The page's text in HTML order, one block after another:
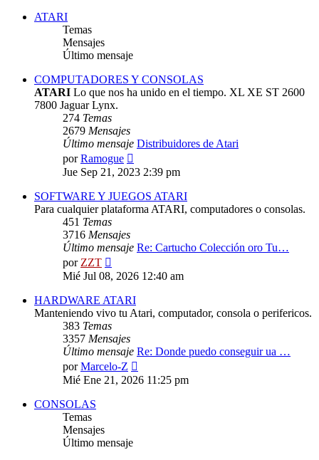
ATARI
Temas
Mensajes
Último mensaje
COMPUTADORES Y CONSOLAS
ATARI Lo que nos ha unido en el tiempo. XL XE ST 2600
7800 Jaguar Lynx.
274 Temas
2679 Mensajes
Último mensaje Distribuidores de Atari
porRamogue
último
mensaje
Jue Sep 21, 2023 2:39 pm
SOFTWARE Y JUEGOS ATARI
Para cualquier plataforma ATARI, computadores o consolas.
451 Temas
3716 Mensajes
Último mensaje Re: Cartucho Colección oro Tu…
porZZT
último
Mié Jul 08, 2026 12:40 am
HARDWARE ATARI
Manteniendo vivo tu Atari, computador, consola o perifericos.
383 Temas
3357 Mensajes
Último mensaje Re: Donde puedo conseguir ua …
porMarcelo-Z
último
Mié Ene 21, 2026 11:25 pm
CONSOLAS
Temas
Mensajes
Último mensaje